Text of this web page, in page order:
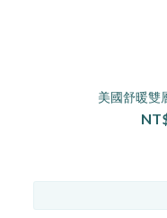
美國舒暖雙